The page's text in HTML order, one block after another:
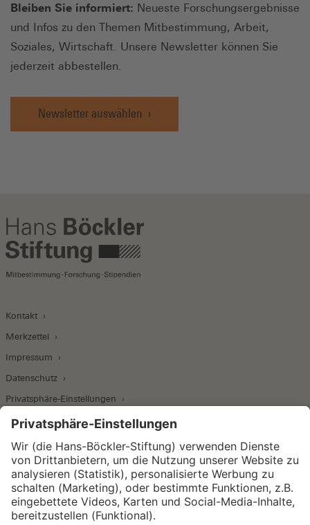
Bleiben Sie informiert: Neueste Forschungsergebnisse
und Infos zu den Themen Mitbestimmung, Arbeit,
Soziales, Wirtschaft. Unsere Newsletter können Sie
jederzeit abbestellen.
Newsletter auswählen
Kontakt
Merkzettel
Impressum
Datenschutz
Privatsphäre-Einstellungen
Wirtschafts- und Sozialwissenschaftliches Institut
Institut für Makroökonomie und
Konjunkturforschung